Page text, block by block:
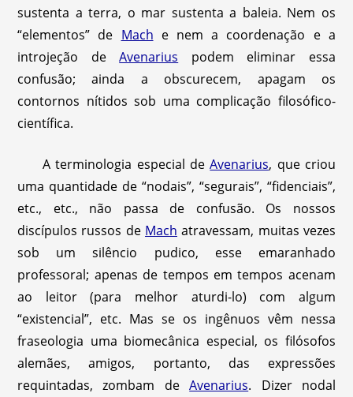
sustenta a terra, o mar sustenta a baleia. Nem os
“elementos” de Mach e nem a coordenação e a
introjeção deAvenarius podem eliminar essa
confusão; ainda a obscurecem, apagam os
contornos nítidos sob uma complicação filosófico-
científica.
A terminologia especial deAvenarius, que criou
uma quantidade de “nodais”, “segurais”, “fidenciais”,
etc., etc., não passa de confusão. Os nossos
discípulos russos de Mach atravessam, muitas vezes
sob um silêncio pudico, esse emaranhado
professoral; apenas de tempos em tempos acenam
ao leitor (para melhor aturdi-lo) com algum
“existencial”, etc. Mas se os ingênuos vêm nessa
fraseologia uma biomecânica especial, os filósofos
alemães, amigos, portanto, das expressões
requintadas, zombam deAvenarius. Dizer nodal